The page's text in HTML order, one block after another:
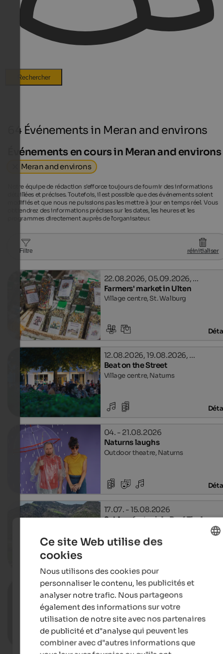
Rechercher
64 Événements in Meran and environs
Événements en cours in Meran and environs
Meran and environs
Notre équipe de rédaction s'efforce toujours de fournir des informations
détaillées et précises. Toutefois, il est possible que des événements soient
modifiés et que nous ne puissions pas les mettre à jour en temps réel. Vous
obtiendrez des informations précises sur les dates, les heures et les
programmes directement auprès de l'organisateur.
Filtre réinitialiser
22.08.2026, 05.09.2026, …
Farmers' market in Ulten
Village centre, St. Walburg
12.08.2026, 19.08.2026, …
Beat on the Street
Village centre, Naturns
04. - 21.08.2026
Naturns laughs
Outdoor theatre, Naturns
17.07. - 15.08.2026
Schlossfestspiele Dorf Tirol
12.08.2026, 22.08.2026
Martiner Kultursummer
Cultural centre Dorfhaus St. Martin,
in Passeier
Ce site Web utilise des
cookies
Nous utilisons des cookies pour
personnaliser le contenu, les publicités et
analyser notre trafic. Nous partageons
également des informations sur votre
utilisation de notre site avec nos partenaires
de publicité et d"analyse qui peuvent les
combiner avec d"autres informations que